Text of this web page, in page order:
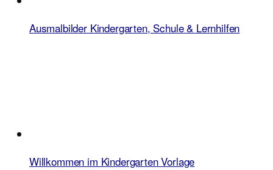
Ausmalbilder Kindergarten, Schule & Lernhilfen
Willkommen im Kindergarten Vorlage